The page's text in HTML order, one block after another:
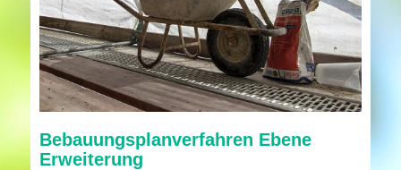
Bebauungsplanverfahren Ebene
Erweiterung